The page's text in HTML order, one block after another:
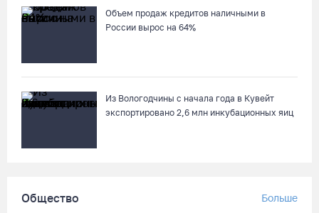
06.08.26 / 09:05
Сущик вновь в «Чевакате»
«Единая Россия» получила первое место в бюллетене на
Объем продаж кредитов наличными в
России вырос на 64%
Из Вологодчины с начала года в Кувейт
экспортировано 2,6 млн инкубационных яиц
Общество Больше